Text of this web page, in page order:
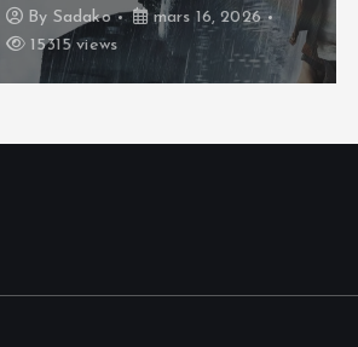
By Sadako
mars 16, 2026
15315 views